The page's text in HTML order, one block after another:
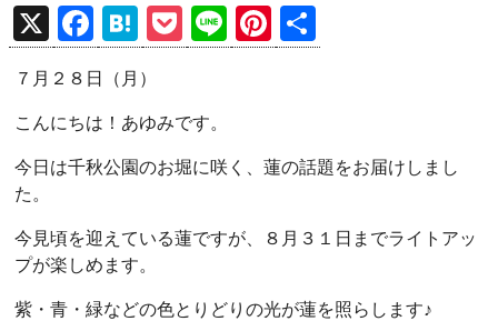
X
F
a
ce
b
o
k
H
at
e
n
a
P
o
et
Li
n
Pi
nt
t
有
７月２８日（月）
こんにちは！あゆみです。
今日は千秋公園のお堀に咲く、蓮の話題をお届けしまし
た。
今見頃を迎えている蓮ですが、８月３１日までライトアッ
プが楽しめます。
紫・青・緑などの色とりどりの光が蓮を照らします♪